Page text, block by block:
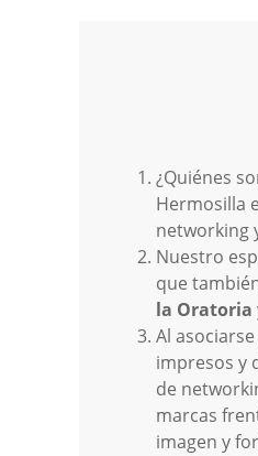
¿Quiénes
Hermosilla
networking
Nuestro
que
la Oratoria
Al
impresos y
de
marcas
imagen y